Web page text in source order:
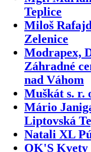
Teplice
Miloš
Zelenice
Modrapex,
Záhradné
nad Váhom
Muškát s. r.
Mário
Liptovská
Natali XL
OK'S Kvety